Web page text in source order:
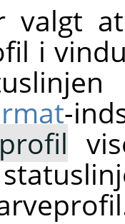
valgt
i
-